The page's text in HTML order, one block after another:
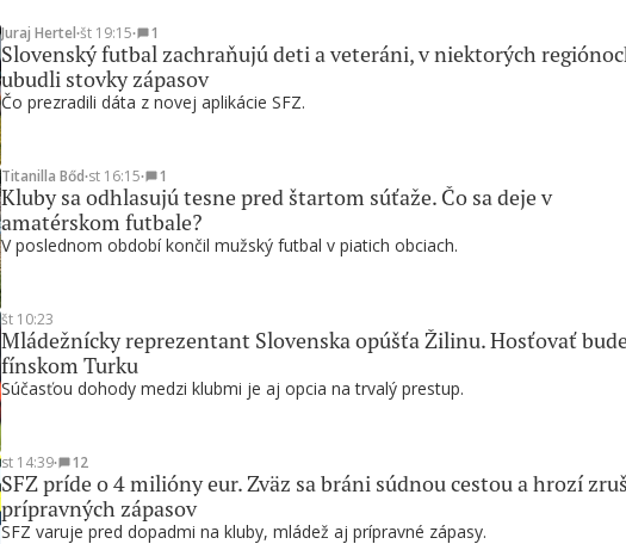
Čo prezradili dáta z novej aplikácie SFZ.
Slovenský futbal zachraňujú deti a veteráni, v niektorých
ubudli stovky zápasov
Juraj Hertel∙št 19:15∙ 1
V poslednom období končil mužský futbal v piatich obciach.
Kluby sa odhlasujú tesne pred štartom súťaže. Čo sa deje v
amatérskom futbale?
Titanilla Bőd∙st 16:15∙ 1
Súčasťou dohody medzi klubmi je aj opcia na trvalý prestup.
Mládežnícky reprezentant Slovenska opúšťa Žilinu. Hosťovať
fínskom Turku
št 10:23
SFZ varuje pred dopadmi na kluby, mládež aj prípravné zápasy.
SFZ príde o 4 milióny eur. Zväz sa bráni súdnou cestou a hrozí
prípravných zápasov
st 14:39∙ 12